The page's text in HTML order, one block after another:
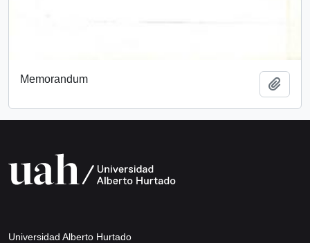
Memorandum
Universidad Alberto Hurtado